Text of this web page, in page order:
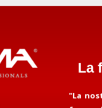
La
"La